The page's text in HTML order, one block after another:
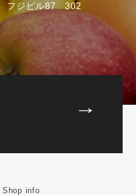
フジビル87 302
Shop info